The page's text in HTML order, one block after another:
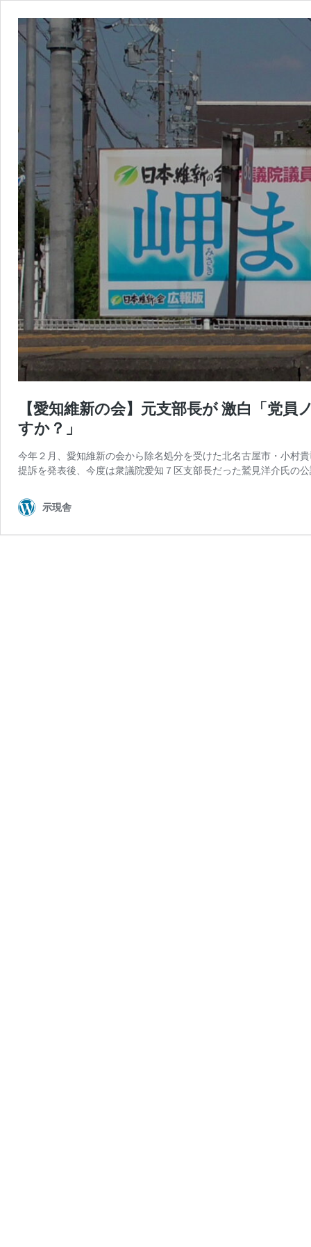
【愛知維新の会】元支部長が 激白「党
すか？」
今年２月、愛知維新の会から除名処分を受けた北名古屋市・小村
提訴を発表後、今度は衆議院愛知７区支部長だった鷲見洋介氏の
示現舎